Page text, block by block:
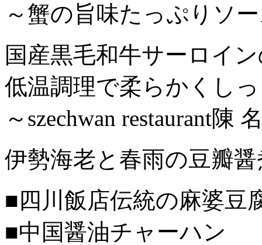
～蟹の旨味たっぷりソ
国産黒毛和牛サーロイ
低温調理で柔らかくし
～szechwan restaurant陳
伊勢海老と春雨の豆瓣
■四川飯店伝統の麻婆豆
■中国醤油チャーハン